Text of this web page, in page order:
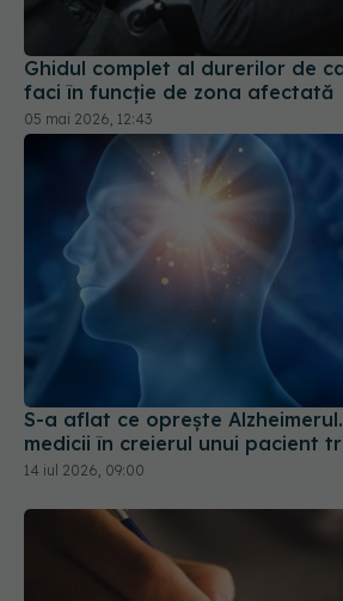
Ghidul complet al durerilor de
faci în funcție de zona afectată
05 mai 2026, 12:43
S-a aflat ce oprește
medicii în creierul unui pacient
14 iul 2026, 09:00